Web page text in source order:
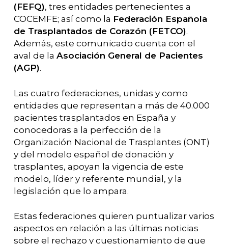
(FEFQ), tres entidades pertenecientes a
COCEMFE; así como la Federación Española
de Trasplantados de Corazón (FETCO).
Además, este comunicado cuenta con el
aval de la Asociación General de Pacientes
(AGP).
Las cuatro federaciones, unidas y como
entidades que representan a más de 40.000
pacientes trasplantados en España y
conocedoras a la perfección de la
Organización Nacional de Trasplantes (ONT)
y del modelo español de donación y
trasplantes, apoyan la vigencia de este
modelo, líder y referente mundial, y la
legislación que lo ampara.
Estas federaciones quieren puntualizar varios
aspectos en relación a las últimas noticias
sobre el rechazo y cuestionamiento de que